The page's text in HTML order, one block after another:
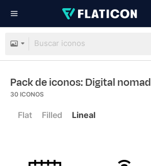
Pack de iconos: Digital nomad
30 ICONOS
Flat Filled Lineal